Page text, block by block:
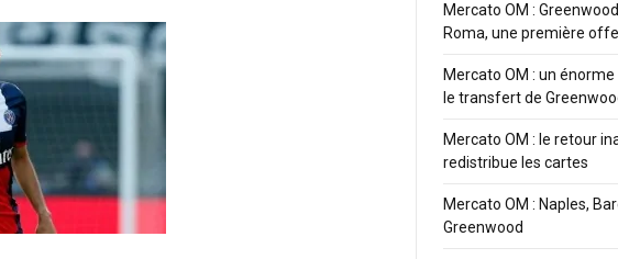
Mercato OM :
Roma, une première
Mercato OM : un
le transfert de
Mercato OM : le retour
redistribue les cartes
Mercato OM : Naples,
Greenwood